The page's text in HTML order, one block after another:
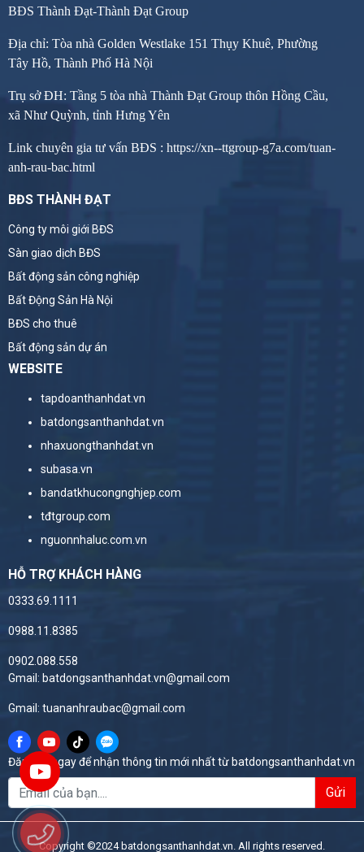
BĐS Thành Đạt-Thành Đạt Group
Địa chỉ: Tòa nhà Golden Westlake 151 Thụy Khuê, Phường
Tây Hồ, Thành Phố Hà Nội
Trụ sở ĐH: Tầng 5 tòa nhà Thành Đạt Group thôn Hồng Cầu,
xã Như Quỳnh, tỉnh Hưng Yên
Link chuyên gia tư vấn BĐS : https://xn--ttgroup-g7a.com/tuan-
anh-rau-bac.html
BĐS THÀNH ĐẠT
Công ty môi giới BĐS
Sàn giao dịch BĐS
Bất động sản công nghiệp
Bất Động Sản Hà Nội
BĐS cho thuê
Bất động sản dự án
WEBSITE
tapdoanthanhdat.vn
batdongsanthanhdat.vn
nhaxuongthanhdat.vn
subasa.vn
bandatkhucongnghjep.com
tđtgroup.com
nguonnhaluc.com.vn
HỖ TRỢ KHÁCH HÀNG
0333.69.1111
0988.11.8385
0902.088.558
Gmail: batdongsanthanhdat.vn@gmail.com
Gmail: tuananhraubac@gmail.com
Đăng ký ngay để nhận thông tin mới nhất từ batdongsanthanhdat.vn
Gửi
Copyright ©2024 batdongsanthanhdat.vn. All rights reserved.